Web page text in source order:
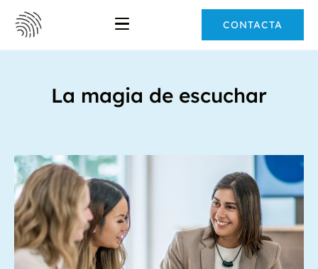
CONTACTA
La magia de escuchar